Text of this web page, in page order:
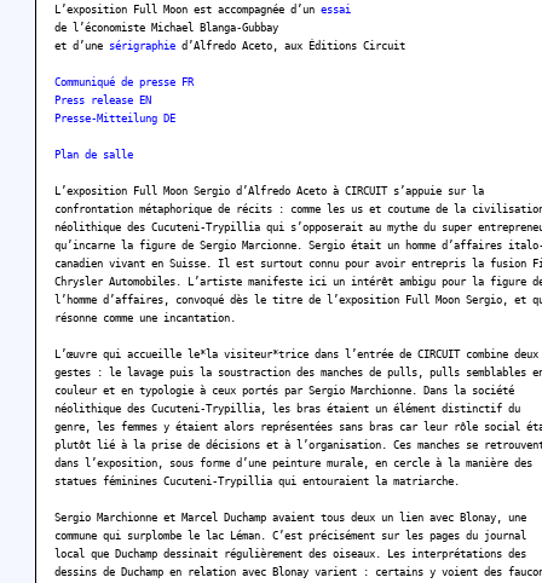
L’exposition Full Moon est accompagnée d’un essai
de l’économiste Michael Blanga-Gubbay
et d’une sérigraphie d’Alfredo Aceto, aux Éditions Circuit
Communiqué de presse FR
Press release EN
Presse-Mitteilung DE
Plan de salle
L’exposition Full Moon Sergio d’Alfredo Aceto à CIRCUIT s’appuie sur la
confrontation métaphorique de récits : comme les us et coutume de la
néolithique des Cucuteni-Trypillia qui s’opposerait au mythe du super
qu’incarne la figure de Sergio Marcionne. Sergio était un homme d’affaires
canadien vivant en Suisse. Il est surtout connu pour avoir entrepris la fusion
Chrysler Automobiles. L’artiste manifeste ici un intérêt ambigu pour la figure
l’homme d’affaires, convoqué dès le titre de l’exposition Full Moon Sergio, et
résonne comme une incantation.
L’œuvre qui accueille le*la visiteur*trice dans l’entrée de CIRCUIT combine deux
gestes : le lavage puis la soustraction des manches de pulls, pulls semblables
couleur et en typologie à ceux portés par Sergio Marchionne. Dans la société
néolithique des Cucuteni-Trypillia, les bras étaient un élément distinctif du
genre, les femmes y étaient alors représentées sans bras car leur rôle social
plutôt lié à la prise de décisions et à l’organisation. Ces manches se
dans l’exposition, sous forme d’une peinture murale, en cercle à la manière des
statues féminines Cucuteni-Trypillia qui entouraient la matriarche.
Sergio Marchionne et Marcel Duchamp avaient tous deux un lien avec Blonay, une
commune qui surplombe le lac Léman. C’est précisément sur les pages du journal
local que Duchamp dessinait régulièrement des oiseaux. Les interprétations des
dessins de Duchamp en relation avec Blonay varient : certains y voient des